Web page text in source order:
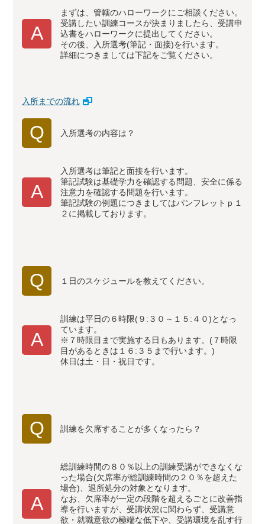
A
まずは、管轄のハローワークにご相談ください。
受講したい訓練コースが決まりましたら、受講申
込書をハローワークに提出してください。
その後、入所選考(筆記・面接)を行います。
詳細につきましては下記をご覧ください。
入所までの流れ
Q 入所選考の内容は？
A
入所選考は筆記と面接を行います。
筆記試験は基礎学力を確認する問題、安全に係る
注意力を確認する問題を行います。
筆記試験の例題につきましてはパンフレットｐ１
２に掲載しております。
Q １日のスケジュールを教えてください。
A
訓練は平日の６時限(９:３０～１５:４０)となっ
ています。
※７時限目まで実施する日もあります。(７時限
目があるときは１６:３５まで行います。)
休日は土・日・祝日です。
Q 訓練を欠席することが多くなったら？
A
総訓練時間の８０％以上の訓練受講ができなくな
った場合(欠席率が総訓練時間の２０％を超えた
場合)、退所処分の対象となります。
なお、欠席率が一定の段階を超えるごとに改善指
導を行いますが、受講状況に関わらず、受講意
欲・就職意欲の極端な低下や、受講環境を乱す行